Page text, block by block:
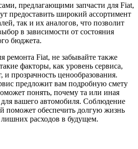
предлагающими запчасти для Fiat,
предоставить широкий ассортимент
так и их аналогов, что позволит
в зависимости от состояния
бюджета.
ремонта Fiat, не забывайте также
факторы, как уровень сервиса,
и прозрачность ценообразования.
предложит вам подробную смету
понять, почему та или иная
вашего автомобиля. Соблюдение
поможет обеспечить долгую жизнь
расходов в будущем.